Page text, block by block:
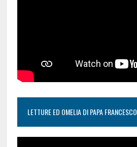
LETTURE ED OMELIA DI PAPA FRANCESCO